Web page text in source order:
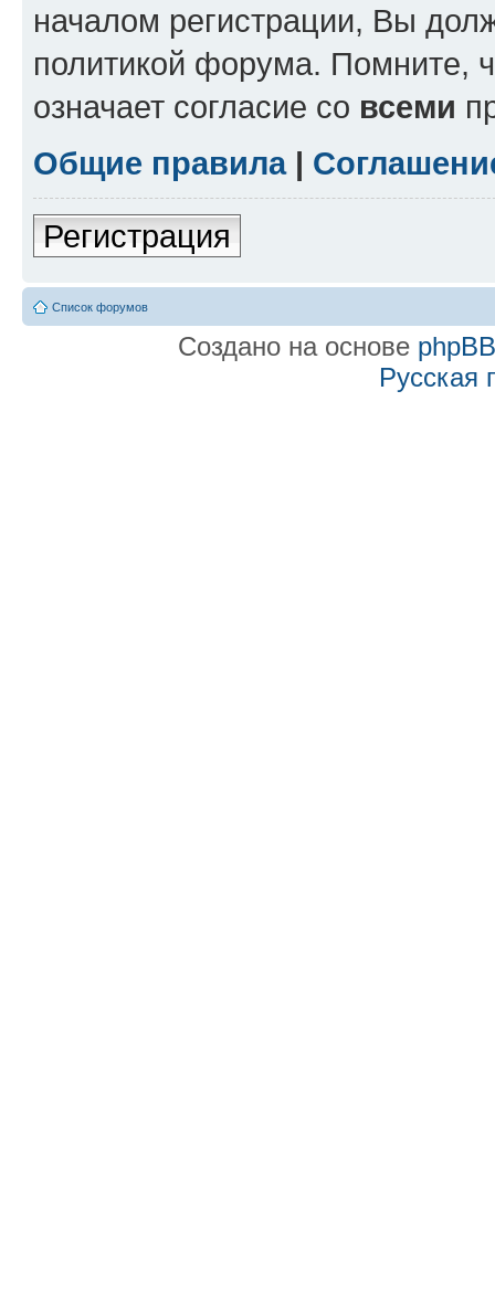
началом регистрации, Вы
политикой форума. Помните,
означает согласие со всеми
Общие правила|
Регистрация
Список форумов
Создано на основе phpBB
Русская